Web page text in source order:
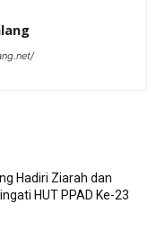
Hadiri Ziarah dan
HUT PPAD Ke-23